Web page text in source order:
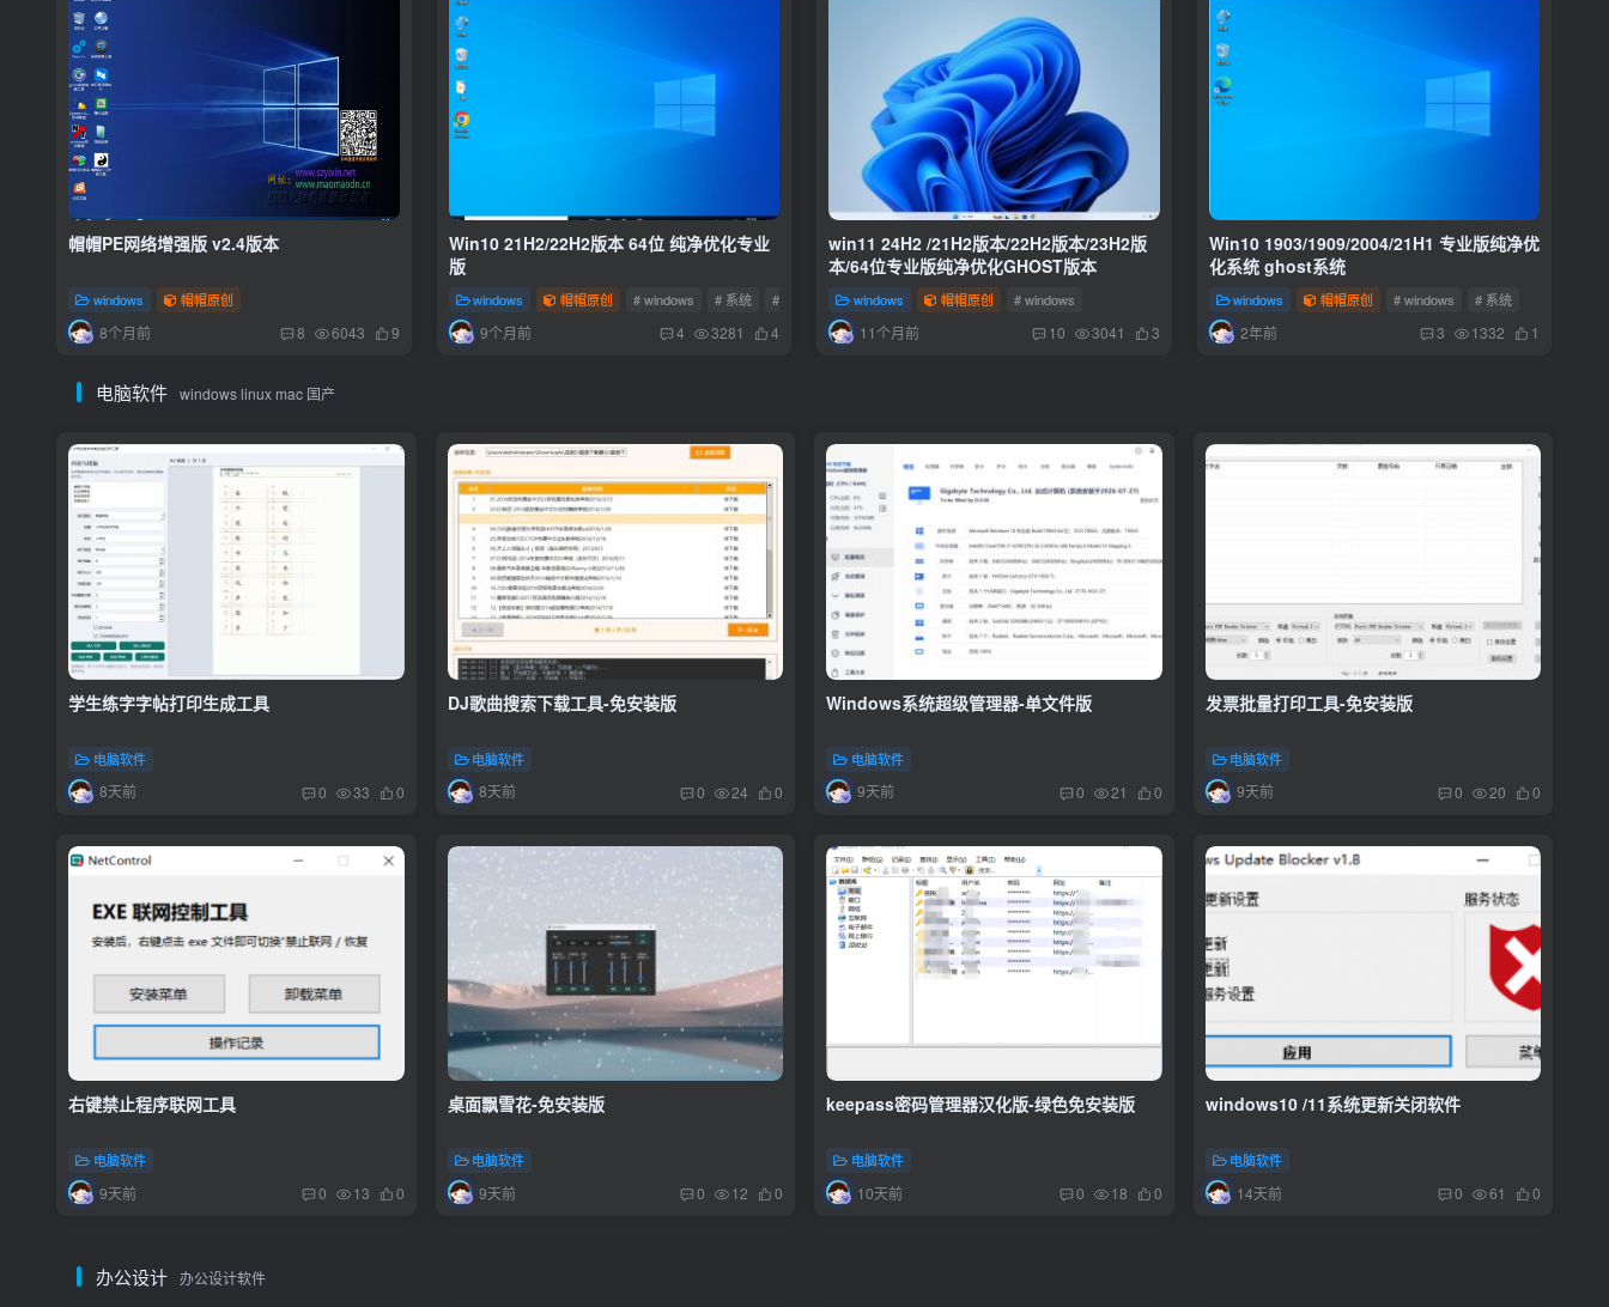
帽帽PE网络增强版 v2.4版本
windows 帽帽原创
8个月前 8 6043 9
Win10 21H2/22H2版本 64位 纯净优化专业
版
windows 帽帽原创 # windows # 系统 # windows系统
9个月前 4 3281 4
win11 24H2 /21H2版本/22H2版本/23H2版
本/64位专业版纯净优化GHOST版本
windows 帽帽原创 # windows
11个月前 10 3041 3
Win10 1903/1909/2004/21H1 专业版纯净优
化系统 ghost系统
windows 帽帽原创 # windows # 系统
2年前 3 1332 1
电脑软件 windows linux mac 国产
学生练字字帖打印生成工具
电脑软件
8天前 0 33 0
DJ歌曲搜索下载工具-免安装版
电脑软件
8天前 0 24 0
Windows系统超级管理器-单文件版
电脑软件
9天前 0 21 0
发票批量打印工具-免安装版
电脑软件
9天前 0 20 0
右键禁止程序联网工具
电脑软件
9天前 0 13 0
桌面飘雪花-免安装版
电脑软件
9天前 0 12 0
keepass密码管理器汉化版-绿色免安装版
电脑软件
10天前 0 18 0
windows10 /11系统更新关闭软件
电脑软件
14天前 0 61 0
办公设计 办公设计软件